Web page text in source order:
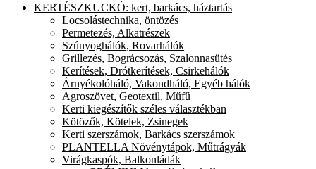
KERTÉSZKUCKÓ: kert, barkács, háztartás
Locsolástechnika, öntözés
Permetezés, Alkatrészek
Szúnyoghálók, Rovarhálók
Grillezés, Bográcsozás, Szalonnasütés
Kerítések, Drótkerítések, Csirkehálók
Árnyékolóháló, Vakondháló, Egyéb hálók
Agroszövet, Geotextil, Műfű
Kerti kiegészítők széles választékban
Kötözők, Kötelek, Zsinegek
Kerti szerszámok, Barkács szerszámok
PLANTELLA Növénytápok, Műtrágyák
Virágkaspók, Balkonládák